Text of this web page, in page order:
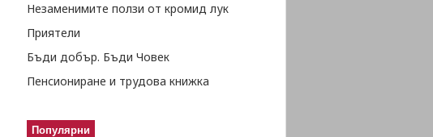
Незаменимите ползи от кромид лук
Приятели
Бъди добър. Бъди Човек
Пенсиониране и трудова книжка
Популярни